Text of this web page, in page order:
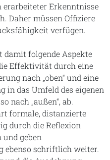
Erkenntnisse
Daher müssen Offiziere
verfügen.
damit folgende Aspekte
Effektivität durch eine
nach „oben“ und eine
in das Umfeld des eigenen
nach „außen“, ab.
formale, distanzierte
durch die Reflexion
geben
schriftlich weiter.